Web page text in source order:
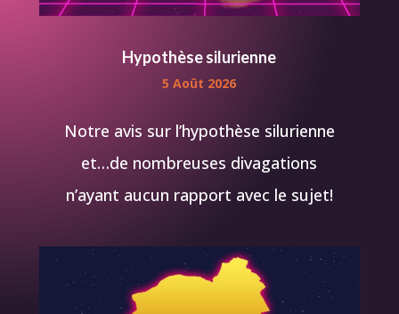
Hypothèse silurienne
5 Août 2026
Notre avis sur l’hypothèse silurienne
et…de nombreuses divagations
n’ayant aucun rapport avec le sujet!